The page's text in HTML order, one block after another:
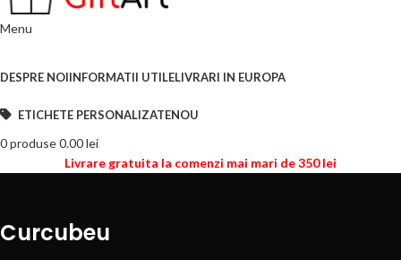
Menu
DESPRE NOIINFORMATII UTILELIVRARI IN EUROPA
ETICHETE PERSONALIZATENOU
0produse0.00lei
Livrare gratuita la comenzi mai mari de 350 lei
Curcubeu